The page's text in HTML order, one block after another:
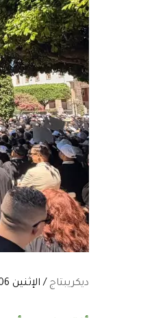
ديكريبتاج / الإثنين 06 يوليوز 2026 / لا توجد تعليقات: